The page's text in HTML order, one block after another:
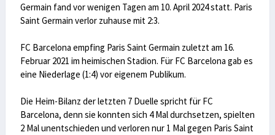
Germain fand vor wenigen Tagen am 10. April 2024 statt. Paris
Saint Germain verlor zuhause mit 2:3.
FC Barcelona empfing Paris Saint Germain zuletzt am 16.
Februar 2021 im heimischen Stadion. Für FC Barcelona gab es
eine Niederlage (1:4) vor eigenem Publikum.
Die Heim-Bilanz der letzten 7 Duelle spricht für FC
Barcelona, denn sie konnten sich 4 Mal durchsetzen, spielten
2 Mal unentschieden und verloren nur 1 Mal gegen Paris Saint